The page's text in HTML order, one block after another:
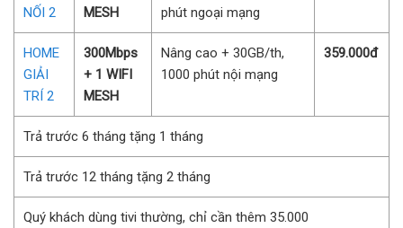
NỐI 2 MESH phút ngoại mạng
HOME
GIẢI
TRÍ 2
300Mbps
+ 1 WIFI
MESH
Nâng cao + 30GB/th,
1000 phút nội mạng
359.000đ
Trả trước 6 tháng tặng 1 tháng
Trả trước 12 tháng tặng 2 tháng
Quý khách dùng tivi thường, chỉ cần thêm 35.000